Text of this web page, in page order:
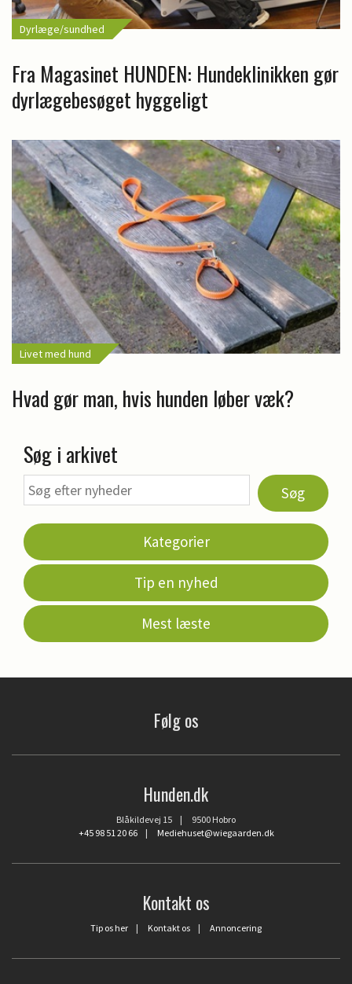
Dyrlæge/sundhed
Fra Magasinet HUNDEN: Hundeklinikken gør
dyrlægebesøget hyggeligt
Livet med hund
Hvad gør man, hvis hunden løber væk?
Søg i arkivet
Søg
Kategorier
Tip en nyhed
Mest læste
Følg os
Hunden.dk
Blåkildevej 15 | 9500 Hobro
+45 98 51 20 66| Mediehuset@wiegaarden.dk
Kontakt os
Tip os her | Kontakt os | Annoncering